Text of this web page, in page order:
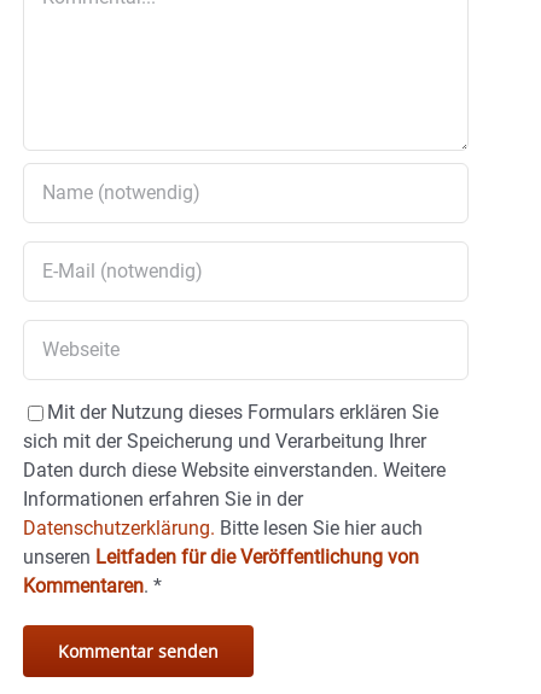
Mit der Nutzung dieses Formulars erklären Sie
sich mit der Speicherung und Verarbeitung Ihrer
Daten durch diese Website einverstanden. Weitere
Informationen erfahren Sie in der
Datenschutzerklärung. Bitte lesen Sie hier auch
unseren Leitfaden für die Veröffentlichung von
Kommentaren. *